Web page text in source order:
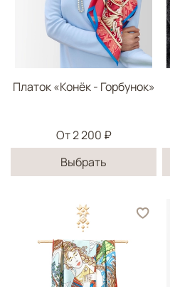
Платок «Конёк - Горбунок»
От2 200 ₽
Выбрать